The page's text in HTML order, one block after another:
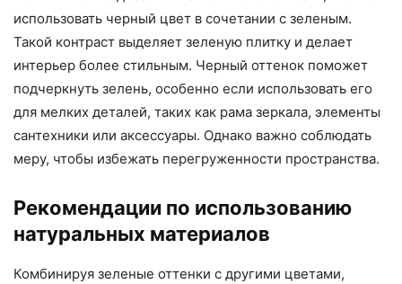
использовать черный цвет в сочетании с зеленым.
Такой контраст выделяет зеленую плитку и делает
интерьер более стильным. Черный оттенок поможет
подчеркнуть зелень, особенно если использовать его
для мелких деталей, таких как рама зеркала, элементы
сантехники или аксессуары. Однако важно соблюдать
меру, чтобы избежать перегруженности пространства.
Рекомендации по использованию
натуральных материалов
Комбинируя зеленые оттенки с другими цветами,